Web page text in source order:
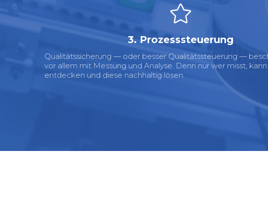
3. Prozesssteuerung
Qualitätssicherung — oder besser Qualitätssteuerung —
vor allem mit Messung und Analyse. Denn nur wer misst,
entdecken und diese nachhaltig lösen.